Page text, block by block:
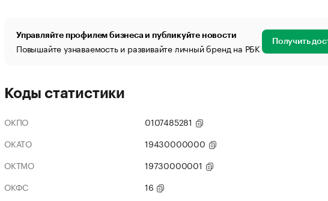
Управляйте профилем бизнеса и публикуйте новости
Повышайте узнаваемость и развивайте личный бренд на РБК Получить
Коды статистики
ОКПО
0107485281
ОКАТО
19430000000
ОКТМО
19730000001
ОКФС
16